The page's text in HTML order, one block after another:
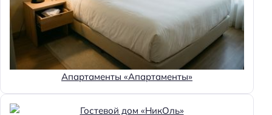
Апартаменты «Апартаменты»